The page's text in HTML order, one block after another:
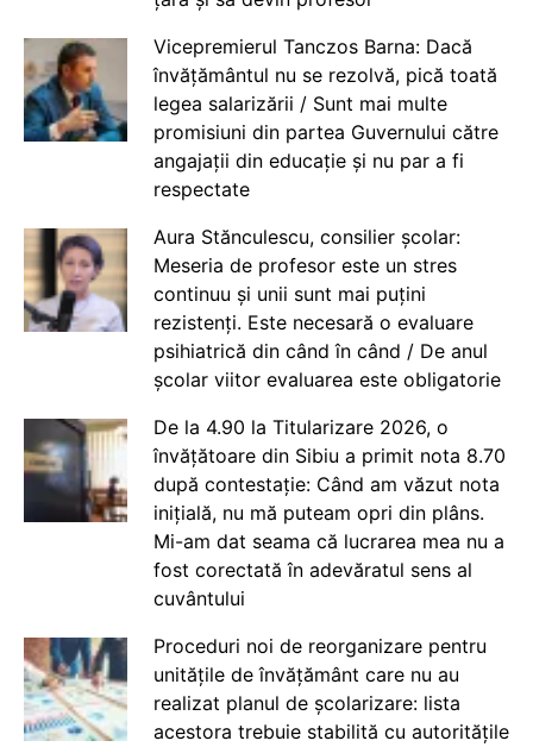
Vicepremierul Tanczos Barna: Dacă
învățământul nu se rezolvă, pică toată
legea salarizării / Sunt mai multe
promisiuni din partea Guvernului către
angajații din educație și nu par a fi
respectate
Aura Stănculescu, consilier școlar:
Meseria de profesor este un stres
continuu și unii sunt mai puțini
rezistenți. Este necesară o evaluare
psihiatrică din când în când / De anul
școlar viitor evaluarea este obligatorie
De la 4.90 la Titularizare 2026, o
învățătoare din Sibiu a primit nota 8.70
după contestație: Când am văzut nota
inițială, nu mă puteam opri din plâns.
Mi-am dat seama că lucrarea mea nu a
fost corectată în adevăratul sens al
cuvântului
Proceduri noi de reorganizare pentru
unitățile de învățământ care nu au
realizat planul de școlarizare: lista
acestora trebuie stabilită cu autoritățile